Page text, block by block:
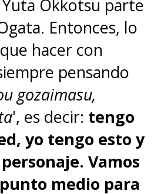
Okkotsu parte
Entonces, lo
hacer con
pensando
gozaimasu,
', es decir: tengo
yo tengo esto y
Vamos
medio para